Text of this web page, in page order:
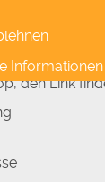
den Link
Informationen